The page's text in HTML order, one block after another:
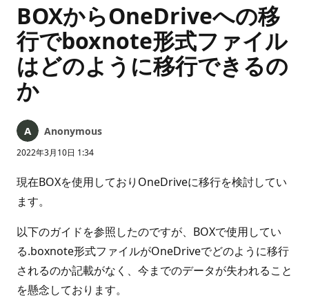
BOXからOneDriveへの移
行でboxnote形式ファイル
はどのように移行できるの
か
Anonymous
2022年3月10日 1:34
現在BOXを使用しておりOneDriveに移行を検討してい
ます。
以下のガイドを参照したのですが、BOXで使用してい
る.boxnote形式ファイルがOneDriveでどのように移行
されるのか記載がなく、今までのデータが失われること
を懸念しております。